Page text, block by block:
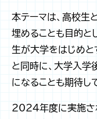
本テーマは、高校生
埋めることも目的と
生が大学をはじめ
と同時に、大学入学
になることも期待し
2024年度に実施さ